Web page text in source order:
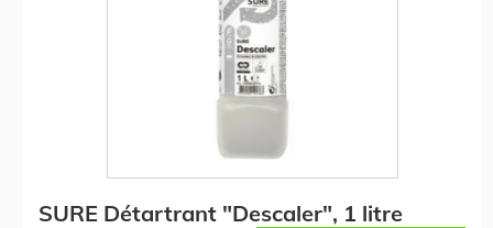
SURE Détartrant "Descaler", 1 litre